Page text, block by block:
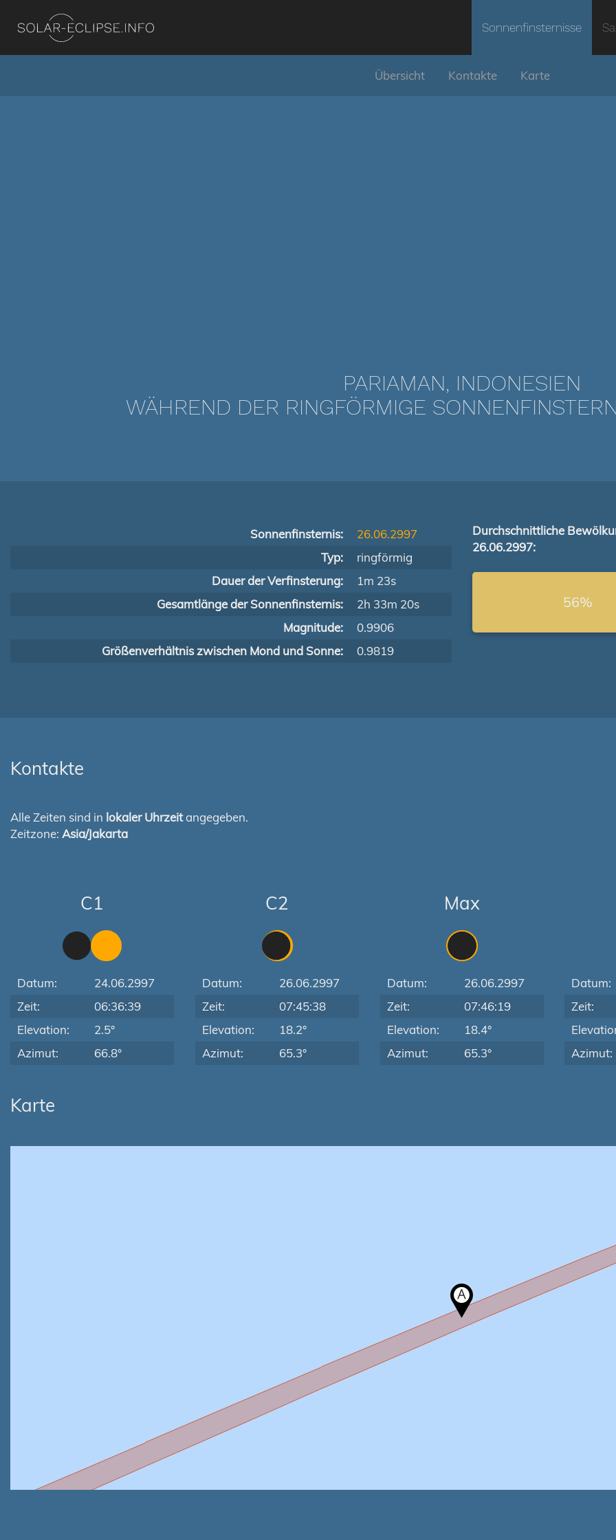
Sonnenfinsternisse
Übersicht Kontakte Karte
PARIAMAN, INDONESIEN
WÄHREND DER RINGFÖRMIGE
Sonnenfinsternis:
26.06.2997
Typ:
ringförmig
Dauer der Verfinsterung:
1m 23s
Gesamtlänge der Sonnenfinsternis:
2h 33m 20s
Magnitude:
0.9906
Größenverhältnis zwischen Mond und Sonne:
0.9819
Durchschnittliche
26.06.2997:
56%
Kontakte
Alle Zeiten sind in lokaler Uhrzeitangegeben.
Zeitzone: Asia/Jakarta
C1
Datum:
24.06.2997
Zeit:
06:36:39
Elevation:
2.5°
Azimut:
66.8°
C2
Datum:
26.06.2997
Zeit:
07:45:38
Elevation:
18.2°
Azimut:
65.3°
Max
Datum:
26.06.2997
Zeit:
07:46:19
Elevation:
18.4°
Azimut:
65.3°
Datum:
Zeit:
Azimut:
Karte